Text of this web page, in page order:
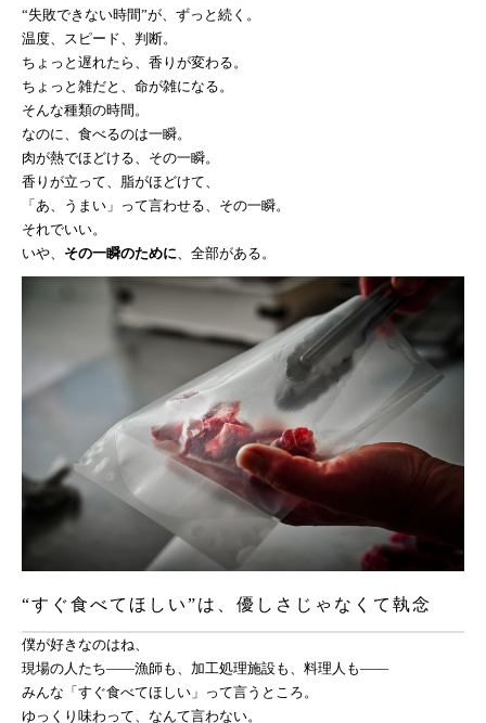
“失敗できない時間”が、ずっと続く。
温度、スピード、判断。
ちょっと遅れたら、香りが変わる。
ちょっと雑だと、命が雑になる。
そんな種類の時間。
なのに、食べるのは一瞬。
肉が熱でほどける、その一瞬。
香りが立って、脂がほどけて、
「あ、うまい」って言わせる、その一瞬。
それでいい。
いや、 その一瞬のために、全部がある。
“すぐ食べてほしい”は、優しさじゃなくて執念
僕が好きなのはね、
現場の人たち——漁師も、加工処理施設も、料理人も——
みんな「すぐ食べてほしい」って言うところ。
ゆっくり味わって、なんて言わない。